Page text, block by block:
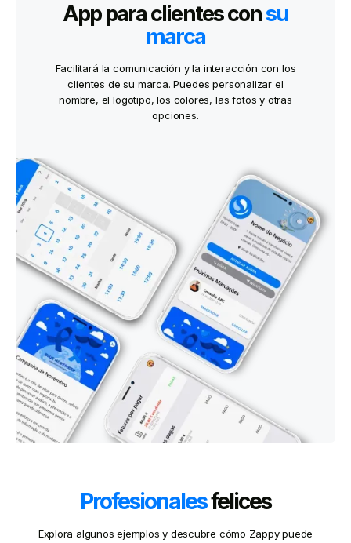
App para clientes consu
marca
Facilitará la comunicación y la interacción con los
clientes de su marca. Puedes personalizar el
nombre, el logotipo, los colores, las fotos y otras
opciones.
Profesionalesfelices
Explora algunos ejemplos y descubre cómo Zappy puede